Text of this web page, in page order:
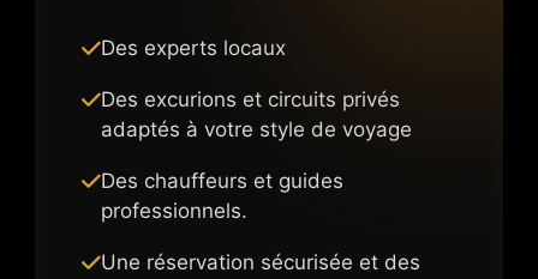
Des experts locaux
Des excurions et circuits privés
adaptés à votre style de voyage
Des chauffeurs et guides
professionnels.
Une réservation sécurisée et des